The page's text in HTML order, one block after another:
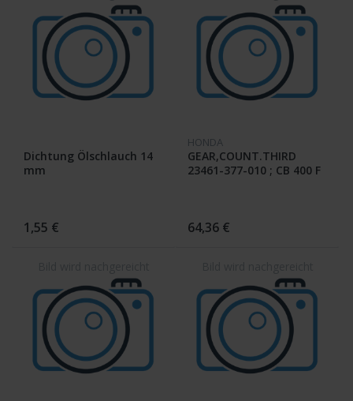
Dichtung Ölschlauch 14
mm
1,55 €
HONDA
GEAR,COUNT.THIRD
23461-377-010 ; CB 400 F
64,36 €